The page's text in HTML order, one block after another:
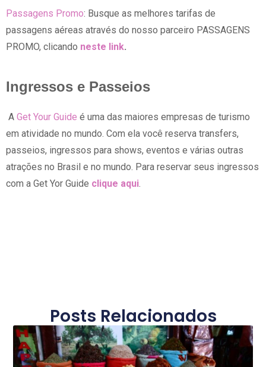
Passagens Promo: Busque as melhores tarifas de
passagens aéreas através do nosso parceiro PASSAGENS
PROMO, clicando neste link.
Ingressos e Passeios
A Get Your Guide é uma das maiores empresas de turismo
em atividade no mundo. Com ela você reserva transfers,
passeios, ingressos para shows, eventos e várias outras
atrações no Brasil e no mundo. Para reservar seus ingressos
com a Get Yor Guide clique aqui
Posts Relacionados